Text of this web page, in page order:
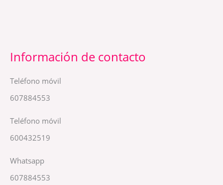
Información de contacto
Teléfono móvil
607884553
Teléfono móvil
600432519
Whatsapp
607884553